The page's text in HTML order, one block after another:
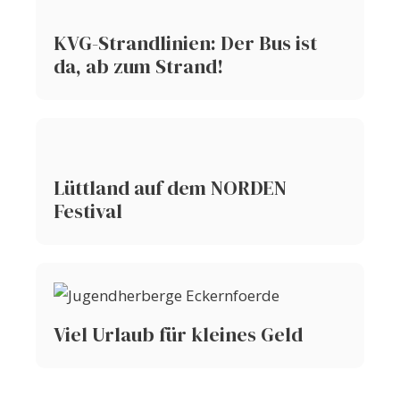
KVG-Strandlinien: Der Bus ist
da, ab zum Strand!
Lüttland auf dem NORDEN
Festival
Viel Urlaub für kleines Geld